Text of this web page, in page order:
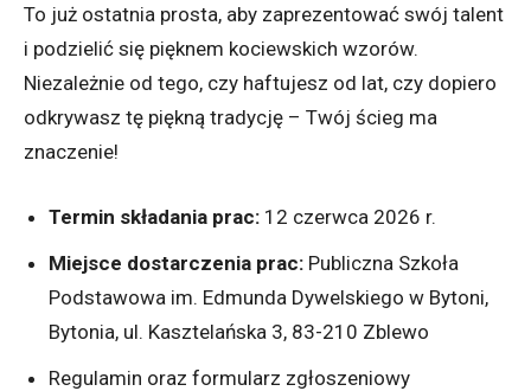
To już ostatnia prosta, aby zaprezentować swój talent
i podzielić się pięknem kociewskich wzorów.
Niezależnie od tego, czy haftujesz od lat, czy dopiero
odkrywasz tę piękną tradycję – Twój ścieg ma
znaczenie!
Termin składania prac: 12 czerwca 2026 r.
Miejsce dostarczenia prac: Publiczna Szkoła
Podstawowa im. Edmunda Dywelskiego w Bytoni,
Bytonia, ul. Kasztelańska 3, 83-210 Zblewo
Regulamin oraz formularz zgłoszeniowy